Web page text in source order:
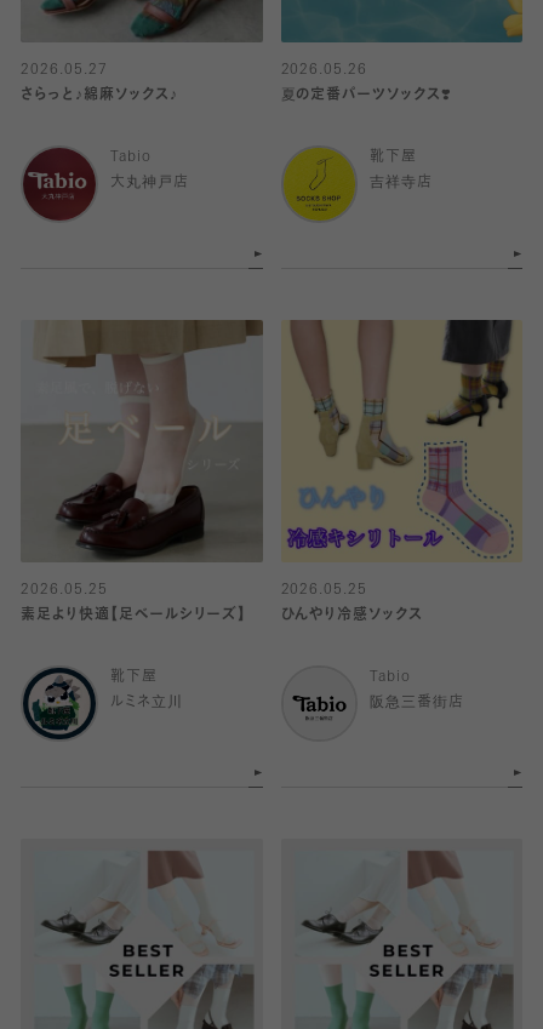
2026.05.27
さらっと♪綿麻ソックス♪
Tabio
大丸神戸店
2026.05.26
夏の定番パーツソックス❣️
靴下屋
吉祥寺店
2026.05.25
素足より快適【足ベールシリーズ】
靴下屋
ルミネ立川
2026.05.25
ひんやり冷感ソックス
Tabio
阪急三番街店